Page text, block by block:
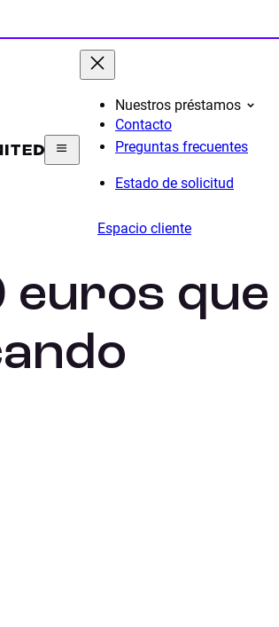
Nuestros préstamos
Contacto
Preguntas frecuentes
Estado de solicitud
Espacio cliente
Mini crédito: un pequeño préstamo de 1.000 a
el
euros